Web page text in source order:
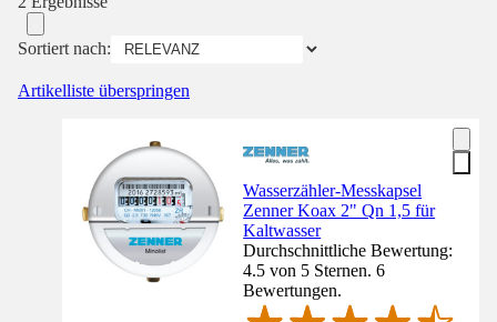
Sortiert nach:
Artikelliste überspringen
Wasserzähler-Messkapsel
Zenner Koax 2" Qn 1,5 für
Kaltwasser
Durchschnittliche Bewertung:
4.5 von 5 Sternen. 6
Bewertungen.